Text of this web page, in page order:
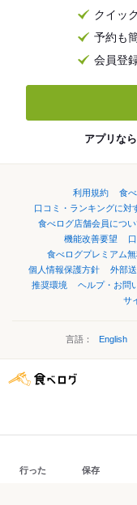
クイッ
予約も
会員登
アプリな
利用規約 食
口コミ・ランキングに対
食べログ店舗会員につい
機能改善要望
食べログプレミアム
個人情報保護方針
外部
推奨環境
ヘルプ・お問
サ
言語： English
行った 保存